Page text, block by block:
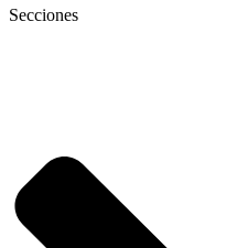
Secciones